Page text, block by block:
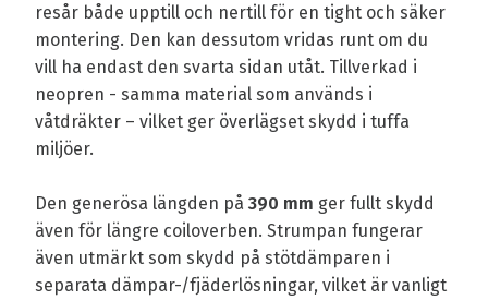
resår både upptill och nertill för en tight och säker
montering. Den kan dessutom vridas runt om du
vill ha endast den svarta sidan utåt. Tillverkad i
neopren - samma material som används i
våtdräkter – vilket ger överlägset skydd i tuffa
miljöer.
Den generösa längden på 390 mm ger fullt skydd
även för längre coiloverben. Strumpan fungerar
även utmärkt som skydd på stötdämparen i
separata dämpar-/fjäderlösningar, vilket är vanligt